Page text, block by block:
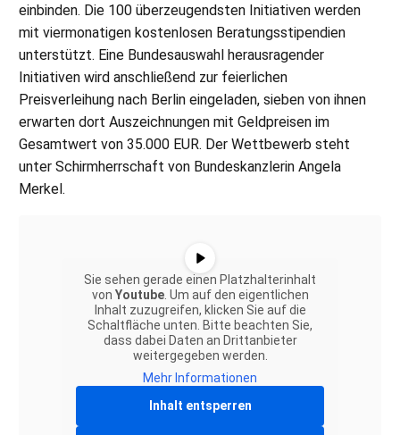
einbinden. Die 100 überzeugendsten Initiativen werden
mit viermonatigen kostenlosen Beratungsstipendien
unterstützt. Eine Bundesauswahl herausragender
Initiativen wird anschließend zur feierlichen
Preisverleihung nach Berlin eingeladen, sieben von ihnen
erwarten dort Auszeichnungen mit Geldpreisen im
Gesamtwert von 35.000 EUR. Der Wettbewerb steht
unter Schirmherrschaft von Bundeskanzlerin Angela
Merkel.
Sie sehen gerade einen Platzhalterinhalt
von Youtube. Um auf den eigentlichen
Inhalt zuzugreifen, klicken Sie auf die
Schaltfläche unten. Bitte beachten Sie,
dass dabei Daten an Drittanbieter
weitergegeben werden.
Mehr Informationen
Inhalt entsperren